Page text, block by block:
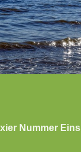
Nummer Eins